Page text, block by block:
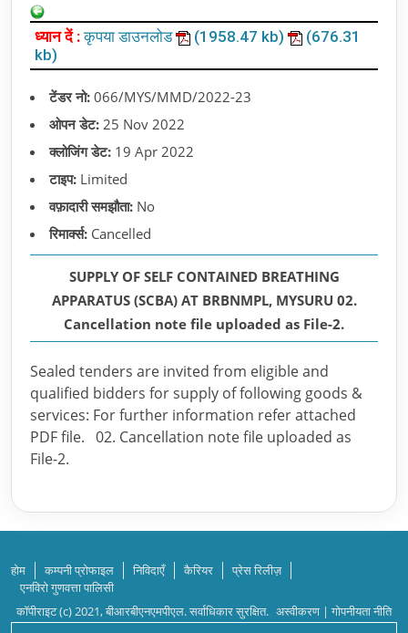
ध्यान दें :कृपया डाउनलोड (1958.47 kb)
(676.31
kb)
टेंडर नो: 066/MYS/MMD/2022-23
ओपन डेट: 25 Nov 2022
क्लोजिंग डेट: 19 Apr 2022
टाइप: Limited
वफ़ादारी समझौता: No
रिमार्क्स: Cancelled
SUPPLY OF SELF CONTAINED BREATHING
APPARATUS (SCBA) AT BRBNMPL, MYSURU 02.
Cancellation note file uploaded as File-2.
Sealed tenders are invited from eligible and
qualified bidders for supply of following goods &
services: For further information refer attached
PDF file. 02. Cancellation note file uploaded as
File-2.
होम कम्पनी प्रोफाइल निविदाएँ कैरियर
प्रेस रिलीज़
एनविरो गुणवत्ता पालिसी
कॉपीराइट (c) 2021, बीआरबीएनएमपीएल. सर्वाधिकार सुरक्षित. अस्वीकरण |गोपनीयता नीति